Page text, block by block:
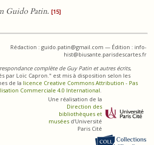
Guido Patin. [15]
Rédaction : guido.patin@gmail.com — Édition : info-
hist@biusante.parisdescartes.fr
complète de Guy Patin et autres écrits,
par Loïc Capron." est mis à disposition selon les
de la licence Creative Commons Attribution - Pas
Commerciale 4.0 International.
Une réalisation de la
Direction des
bibliothèques et
muséesd'Université
Paris Cité